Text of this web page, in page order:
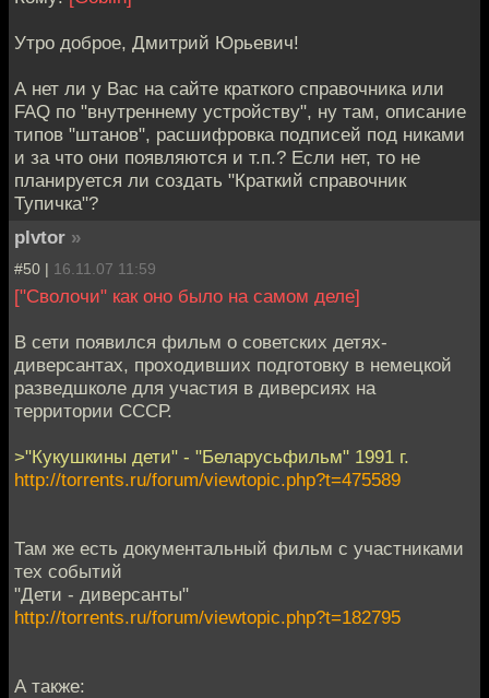
Утро доброе, Дмитрий Юрьевич!
А нет ли у Вас на сайте краткого справочника или
FAQ по "внутреннему устройству", ну там, описание
типов "штанов", расшифровка подписей под никами
и за что они появляются и т.п.? Если нет, то не
планируется ли создать "Краткий справочник
Тупичка"?
plvtor »
#50 | 16.11.07 11:59
["Сволочи" как оно было на самом деле]
В сети появился фильм о советских детях-
диверсантах, проходивших подготовку в немецкой
разведшколе для участия в диверсиях на
территории СССР.
>"Кукушкины дети" - "Беларусьфильм" 1991 г.
http://torrents.ru/forum/viewtopic.php?t=475589
Там же есть документальный фильм с участниками
тех событий
"Дети - диверсанты"
http://torrents.ru/forum/viewtopic.php?t=182795
А также: